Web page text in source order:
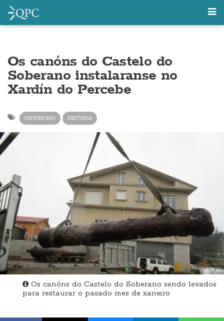
Os canóns do Castelo do
Soberano instalaranse no
Xardín do Percebe
PATRIMONIO HISTORIA
Os canóns do Castelo do Soberano sendo levados
para restaurar o pasado mes de xaneiro